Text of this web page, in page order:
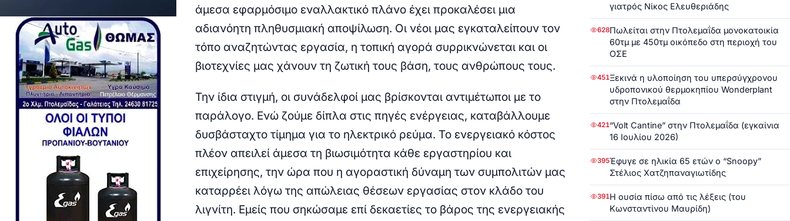
άμεσα εφαρμόσιμο εναλλακτικό πλάνο έχει προκαλέσει μια
αδιανόητη πληθυσμιακή αποψίλωση. Οι νέοι μας εγκαταλείπουν τον
τόπο αναζητώντας εργασία, η τοπική αγορά συρρικνώνεται και οι
βιοτεχνίες μας χάνουν τη ζωτική τους βάση, τους ανθρώπους τους.
Την ίδια στιγμή, οι συνάδελφοί μας βρίσκονται αντιμέτωποι με το
παράλογο. Ενώ ζούμε δίπλα στις πηγές ενέργειας, καταβάλλουμε
δυσβάσταχτο τίμημα για το ηλεκτρικό ρεύμα. Το ενεργειακό κόστος
πλέον απειλεί άμεσα τη βιωσιμότητα κάθε εργαστηρίου και
επιχείρησης, την ώρα που η αγοραστική δύναμη των συμπολιτών μας
καταρρέει λόγω της απώλειας θέσεων εργασίας στον κλάδο του
λιγνίτη. Εμείς που σηκώσαμε επί δεκαετίες το βάρος της ενεργειακής
γιατρός Νίκος Ελευθεριάδης
628Πωλείται στην Πτολεμαΐδα μονοκατοικία
60τμ με 450τμ οικόπεδο στη περιοχή του
ΟΣΕ
451Ξεκινά η υλοποίηση του υπερσύγχρονου
υδροπονικού θερμοκηπίου Wonderplant
στην Πτολεμαΐδα
421“Volt Cantine” στην Πτολεμαΐδα (εγκαίνια
16 Ιουλίου 2026)
395Έφυγε σε ηλικία 65 ετών ο “Snoopy”
Στέλιος Χατζηπαναγιωτίδης
391Η ουσία πίσω από τις λέξεις (του
Κωνσταντίνου Μαυρίδη)